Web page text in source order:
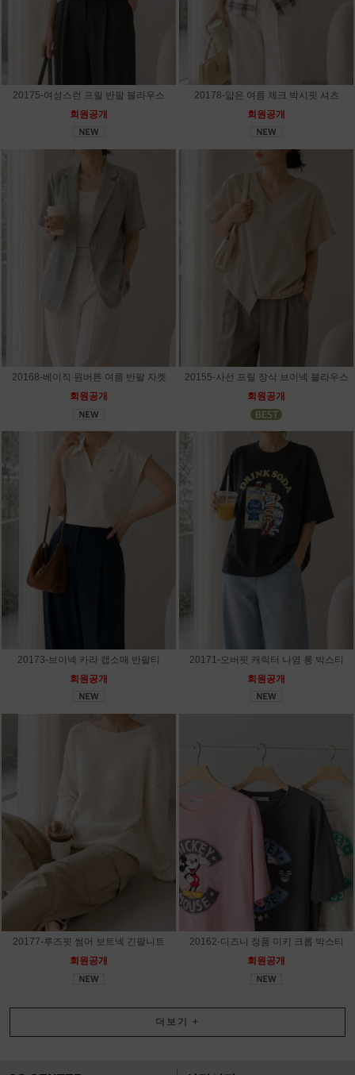
20175-여성스런 프릴 반팔 블라우스
회원공개
20178-얇은 여름 체크 박시핏 셔츠
회원공개
20168-베이직 원버튼 여름 반팔 자켓
회원공개
20155-사선 프릴 장식 브이넥 블라우스
회원공개
20173-브이넥 카라 캡소매 반팔티
회원공개
20171-오버핏 캐릭터 나염 롱 박스티
회원공개
20177-루즈핏 썸머 보트넥 긴팔니트
회원공개
20162-디즈니 정품 미키 크롭 박스티
회원공개
더보기 +